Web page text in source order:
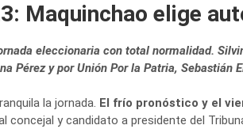
Maquinchao elige
eleccionaria con total normalidad.
Pérez y por Unión Por la Patria, Sebastián
la jornada. El frío pronóstico y el
concejal y candidato a presidente del